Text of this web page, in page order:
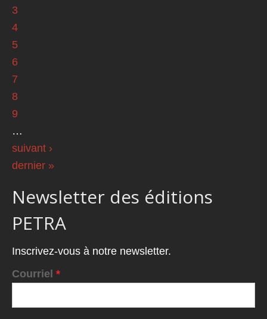
3
4
5
6
7
8
9
…
suivant ›
dernier »
Newsletter des éditions
PETRA
Inscrivez-vous à notre newsletter.
Courriel *